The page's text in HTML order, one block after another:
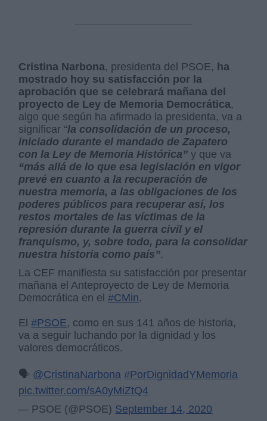
Cristina Narbona, presidenta del PSOE, ha
mostrado hoy su satisfacción por la
aprobación que se celebrará mañana del
proyecto de Ley de Memoria Democrática,
algo que según ha afirmado la presidenta, va a
significar “la consolidación de un proceso,
iniciado durante el mandado de Zapatero
con la Ley de Memoria Histórica” y que va
“más allá de lo que esa legislación en vigor
prevé en cuanto a la recuperación de
nuestra memoria, a las obligaciones de los
poderes públicos para recuperar así, los
restos mortales de las víctimas de la
represión durante la guerra civil y el
franquismo, y, sobre todo, para la consolidar
nuestra historia como país”.
La CEF manifiesta su satisfacción por presentar
mañana el Anteproyecto de Ley de Memoria
Democrática en el#CMin.
El#PSOE, como en sus 141 años de historia,
va a seguir luchando por la dignidad y los
valores democráticos.
🗣️ @CristinaNarbona #PorDignidadYMemoria
pic.twitter.com/sA0yMiZtQ4
— PSOE (@PSOE) September 14, 2020